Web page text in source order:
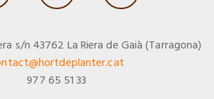
s/n 43762 La Riera de Gaià (Tarragona)
977 65 51 33